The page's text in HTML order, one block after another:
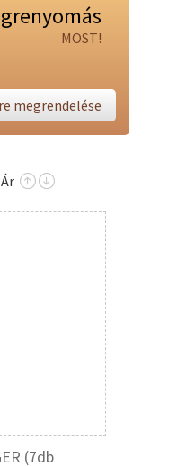
MOST!
megrendelése
Ár
(7db